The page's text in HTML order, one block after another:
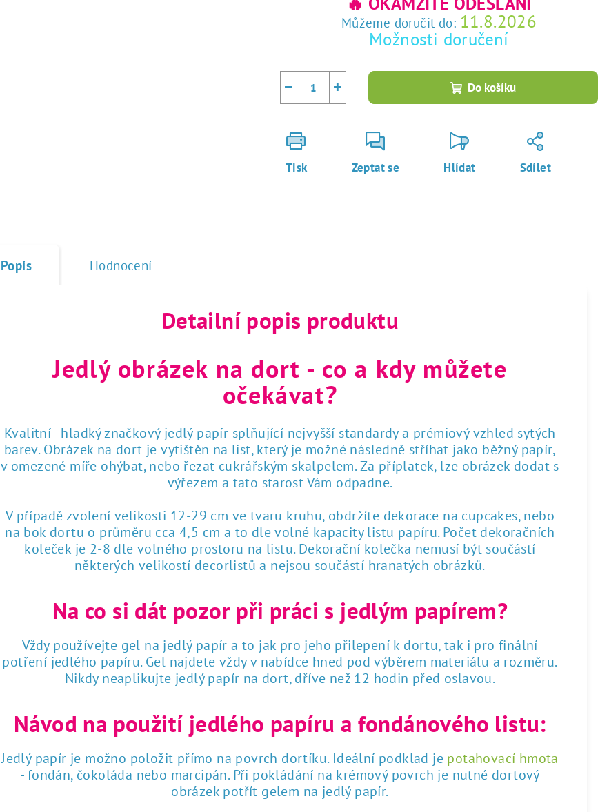
Můžeme doručit do: 11.8.2026
Možnosti doručení
+
− Do košíku
Tisk Zeptat se Hlídat Sdílet
Popis Hodnocení
Detailní popis produktu
Jedlý obrázek na dort - co a kdy můžete
očekávat?
Kvalitní - hladký značkový jedlý papír splňující nejvyšší standardy a prémiový vzhled sytých
barev. Obrázek na dort je vytištěn na list, který je možné následně stříhat jako běžný papír,
v omezené míře ohýbat, nebo řezat cukrářským skalpelem. Za příplatek, lze obrázek dodat s
výřezem a tato starost Vám odpadne.
V případě zvolení velikosti 12-29 cm ve tvaru kruhu, obdržíte dekorace na cupcakes, nebo
na bok dortu o průměru cca 4,5 cm a to dle volné kapacity listu papíru. Počet dekoračních
koleček je 2-8 dle volného prostoru na listu. Dekorační kolečka nemusí být součástí
některých velikostí decorlistů a nejsou součástí hranatých obrázků.
Na co si dát pozor při práci s jedlým papírem?
Vždy používejte gel na jedlý papír a to jak pro jeho přilepení k dortu, tak i pro finální
potření jedlého papíru. Gel najdete vždy v nabídce hned pod výběrem materiálu a rozměru.
Nikdy neaplikujte jedlý papír na dort, dříve než 12 hodin před oslavou.
Návod na použití jedlého papíru a fondánového listu:
Jedlý papír je možno položit přímo na povrch dortíku. Ideální podklad je potahovací hmota
- fondán, čokoláda nebo marcipán. Při pokládání na krémový povrch je nutné dortový
obrázek potřít gelem na jedlý papír.